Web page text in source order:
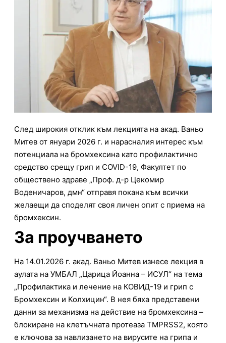
След широкия отклик към лекцията на акад. Ваньо
Митев от януари 2026 г. и нарасналия интерес към
потенциала на бромхексина като профилактично
средство срещу грип и COVID-19, Факултет по
обществено здраве „Проф. д-р Цекомир
Воденичаров, дмн“ отправя покана към всички
желаещи да споделят своя личен опит с приема на
бромхексин.
За проучването
На 14.01.2026 г. акад. Ваньо Митев изнесе лекция в
аулата на УМБАЛ „Царица Йоанна – ИСУЛ“ на тема
„Профилактика и лечение на КОВИД-19 и грип с
Бромхексин и Колхицин“. В нея бяха представени
данни за механизма на действие на бромхексина –
блокиране на клетъчната протеаза TMPRSS2, която
е ключова за навлизането на вирусите на грипа и